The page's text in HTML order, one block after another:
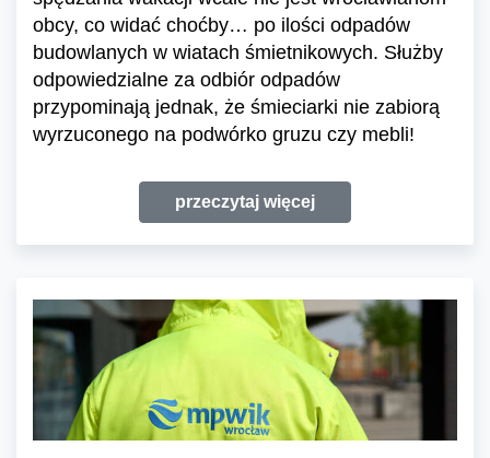
obcy, co widać choćby… po ilości odpadów
budowlanych w wiatach śmietnikowych. Służby
odpowiedzialne za odbiór odpadów
przypominają jednak, że śmieciarki nie zabiorą
wyrzuconego na podwórko gruzu czy mebli!
przeczytaj więcej